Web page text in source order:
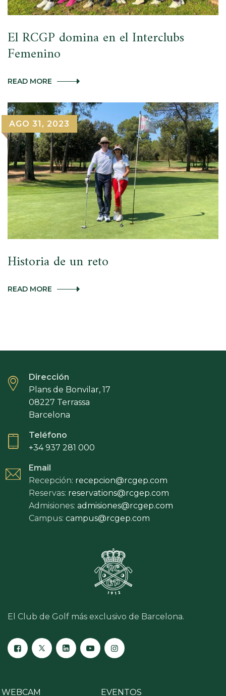
El RCGP domina en el Interclubs
Femenino
READ MORE EL
EN
EL
INTERCLUBS
FEMENINO
AGO 31, 2023
Historia de un reto
READ MORE HISTORIA
Dirección
Plans de Bonvilar, 17
08227 Terrassa
Barcelona
Teléfono
+34 937 281 000
Email
Recepción: recepcion@rcgep.com
Reservas: reservations@rcgep.com
Admisiones: admisiones@rcgep.com
Campus: campus@rcgep.com
El Club de Golf más exclusivo de Barcelona.
WEBCAM EVENTOS